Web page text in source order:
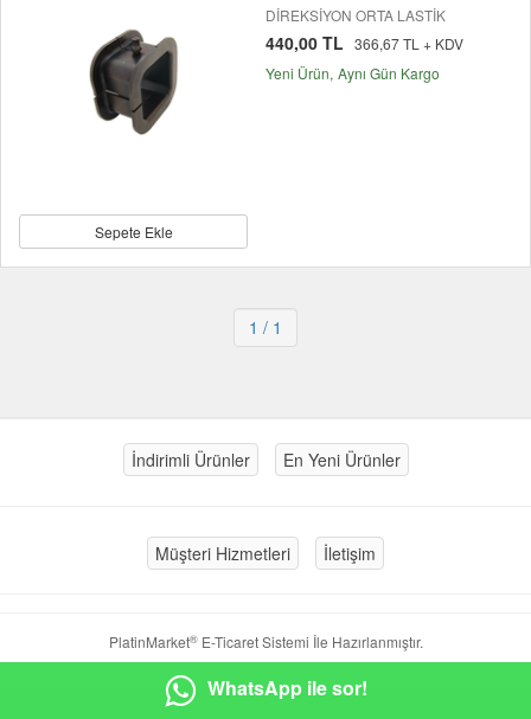
Sepete Ekle
DİREKSİYON ORTA LASTİK
440,00 TL 366,67 TL + KDV
Yeni Ürün Aynı Gün Kargo
1 / 1
İndirimli Ürünler En Yeni Ürünler
Müşteri Hizmetleri İletişim
PlatinMarket®E-Ticaret Sistemi İle Hazırlanmıştır.
WhatsApp ile sor!